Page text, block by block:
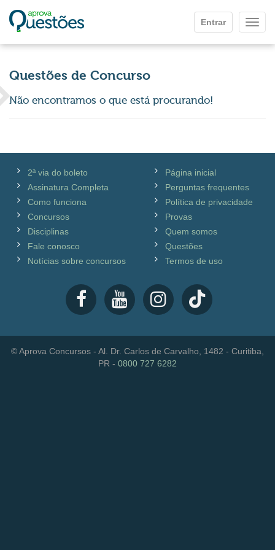
Entrar
Questões de Concurso
Não encontramos o que está procurando!
2ª via do boleto
Assinatura Completa
Como funciona
Concursos
Disciplinas
Fale conosco
Notícias sobre concursos
Página inicial
Perguntas frequentes
Política de privacidade
Provas
Quem somos
Questões
Termos de uso
© Aprova Concursos - Al. Dr. Carlos de Carvalho, 1482 - Curitiba,
PR - 0800 727 6282